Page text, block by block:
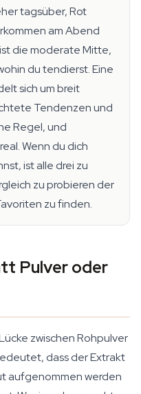
tagsüber, Rot
am Abend
die moderate Mitte,
du tendierst. Eine
sich um breit
Tendenzen und
Regel, und
Wenn du dich
ist alle drei zu
zu probieren der
zu finden.
Pulver oder
zwischen Rohpulver
dass der Extrakt
aufgenommen werden